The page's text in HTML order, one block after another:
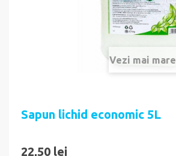
Vezi mai mare
Sapun lichid economic 5L
22,50 lei